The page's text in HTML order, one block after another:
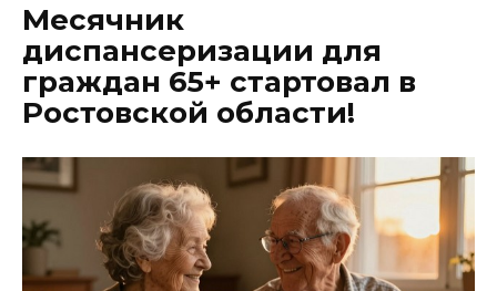
Месячник
диспансеризации для
граждан 65+ стартовал в
Ростовской области!